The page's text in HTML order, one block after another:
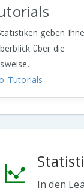
geben
über die
Tutorials
In den